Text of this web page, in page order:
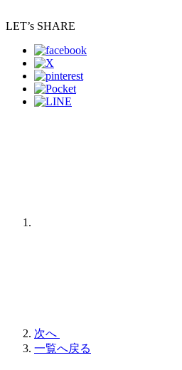
LET’s SHARE
次へ
一覧へ戻る